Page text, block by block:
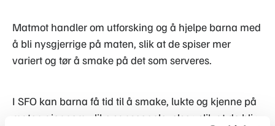
Matmot handler om utforsking og å hjelpe barna med
å bli nysgjerrige på maten, slik at de spiser mer
variert og tør å smake på det som serveres.
I SFO kan barna få tid til å smake, lukte og kjenne på
maten gjennom ulike sanseopplevelser, slik at de blir